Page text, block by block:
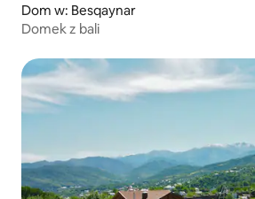
Dom w: Besqaynar
Domek z bali